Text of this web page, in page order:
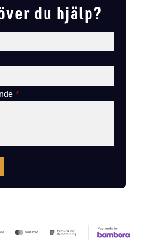
du hjälp?